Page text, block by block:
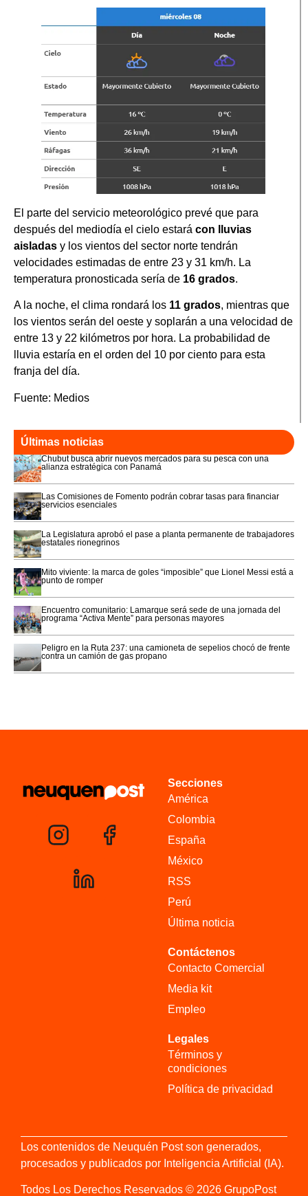
El parte del servicio meteorológico prevé que para
después del mediodía el cielo estará con lluvias
aisladas y los vientos del sector norte tendrán
velocidades estimadas de entre 23 y 31 km/h. La
temperatura pronosticada sería de 16 grados.
A la noche, el clima rondará los 11 grados, mientras que
los vientos serán del oeste y soplarán a una velocidad de
entre 13 y 22 kilómetros por hora. La probabilidad de
lluvia estaría en el orden del 10 por ciento para esta
franja del día.
Fuente: Medios
Últimas noticias
Chubut busca abrir nuevos mercados para su pesca con una
alianza estratégica con Panamá
Las Comisiones de Fomento podrán cobrar tasas para financiar
servicios esenciales
La Legislatura aprobó el pase a planta permanente de trabajadores
estatales rionegrinos
Mito viviente: la marca de goles “imposible” que Lionel Messi está a
punto de romper
Encuentro comunitario: Lamarque será sede de una jornada del
programa “Activa Mente” para personas mayores
Peligro en la Ruta 237: una camioneta de sepelios chocó de frente
contra un camión de gas propano
Secciones
América
Colombia
España
México
RSS
Perú
Última noticia
Contáctenos
Contacto Comercial
Media kit
Empleo
Legales
Términos y
condiciones
Política de privacidad
Los contenidos de Neuquén Post son generados,
procesados y publicados por Inteligencia Artificial (IA).
Todos Los Derechos Reservados © 2026 GrupoPost